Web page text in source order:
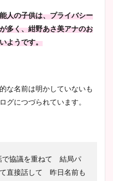
プ画像まとめ！同期や実家に
wikiプロフも！
ニット衣装まとめ！美足の筋
肉も凄い！
ヤバすぎww原因や痩せたダ
イエット方は？昔と現在を画
人の子供は、プライバシー
多く、紺野あさ美アナのお
ようです。
な名前は明かしていないも
グにつづられています。
で協議を重ねて 結局パ
直接話して 昨日名前も